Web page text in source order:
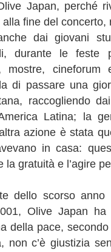
Japan, perché
fine del concerto,
dai giovani
durante le feste
mostre,
di passare una
raccogliendo
Latina; la
azione è stata
in casa:
gratuità e l’agire
dello scorso
Olive Japan
della pace,
non c’è giustizia